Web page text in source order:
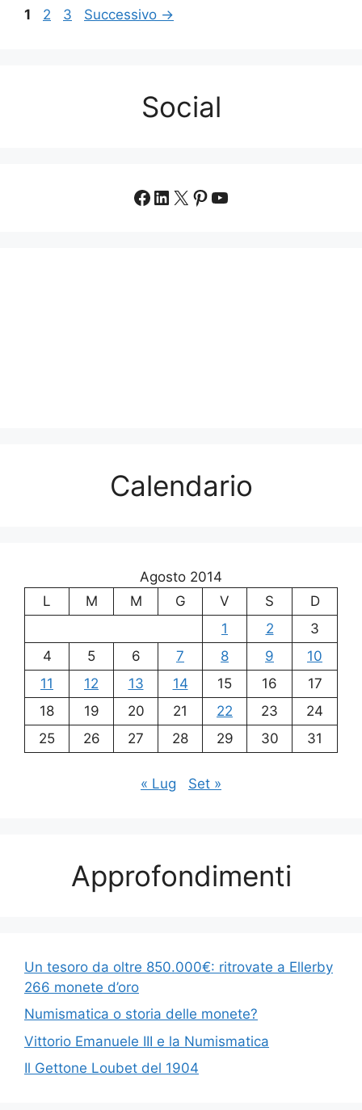
Pagina
1 Pagina
2 Pagina
3 Successivo →
Social
Facebook
LinkedIn
X Pinterest
YouTube
Calendario
Agosto 2014
L
M M G V S
D
1
2
3
4
5 6 7 8 9
10
11
12 13 14 15 16
17
18
19 20 21 22 23
24
25
26 27 28 29 30 31
« Lug Set »
Approfondimenti
Un tesoro da oltre 850.000€: ritrovate a Ellerby
266 monete d’oro
Numismatica o storia delle monete?
Vittorio Emanuele III e la Numismatica
Il Gettone Loubet del 1904